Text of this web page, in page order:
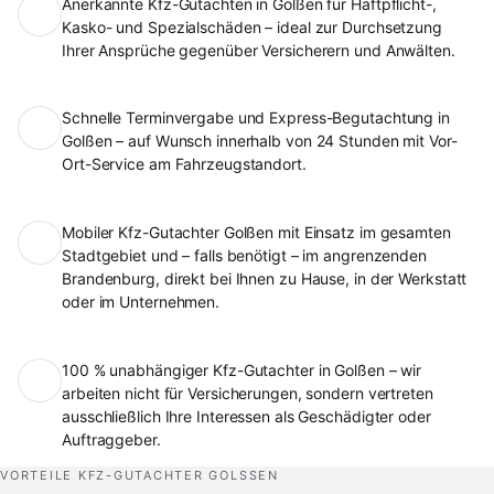
Kasko- und Spezialschäden – ideal zur Durchsetzung
Ihrer Ansprüche gegenüber Versicherern und Anwälten.
Schnelle Terminvergabe und Express-Begutachtung in
Golßen – auf Wunsch innerhalb von 24 Stunden mit Vor-
Ort-Service am Fahrzeugstandort.
Mobiler Kfz-Gutachter Golßen mit Einsatz im gesamten
Stadtgebiet und – falls benötigt – im angrenzenden
Brandenburg, direkt bei Ihnen zu Hause, in der Werkstatt
oder im Unternehmen.
100 % unabhängiger Kfz-Gutachter in Golßen – wir
arbeiten nicht für Versicherungen, sondern vertreten
ausschließlich Ihre Interessen als Geschädigter oder
Auftraggeber.
VORTEILE KFZ-GUTACHTER GOLSSEN